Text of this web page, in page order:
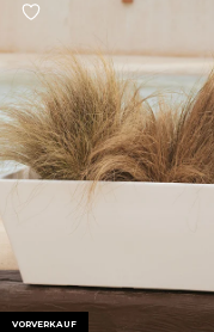
VORVERKAUF